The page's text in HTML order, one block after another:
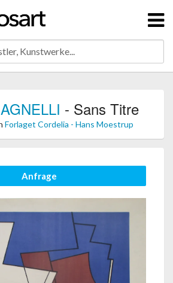
- Sans Titre
Forlaget Cordelia - Hans Moestrup
Anfrage